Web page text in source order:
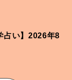
占い】2026年8